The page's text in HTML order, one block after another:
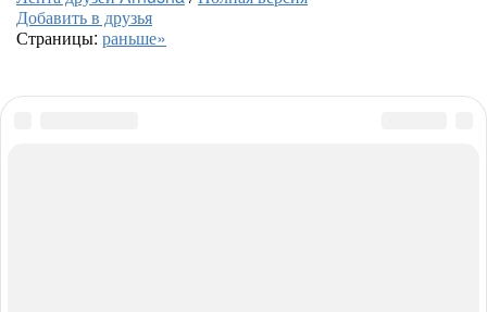
Добавить в друзья
Страницы: раньше»